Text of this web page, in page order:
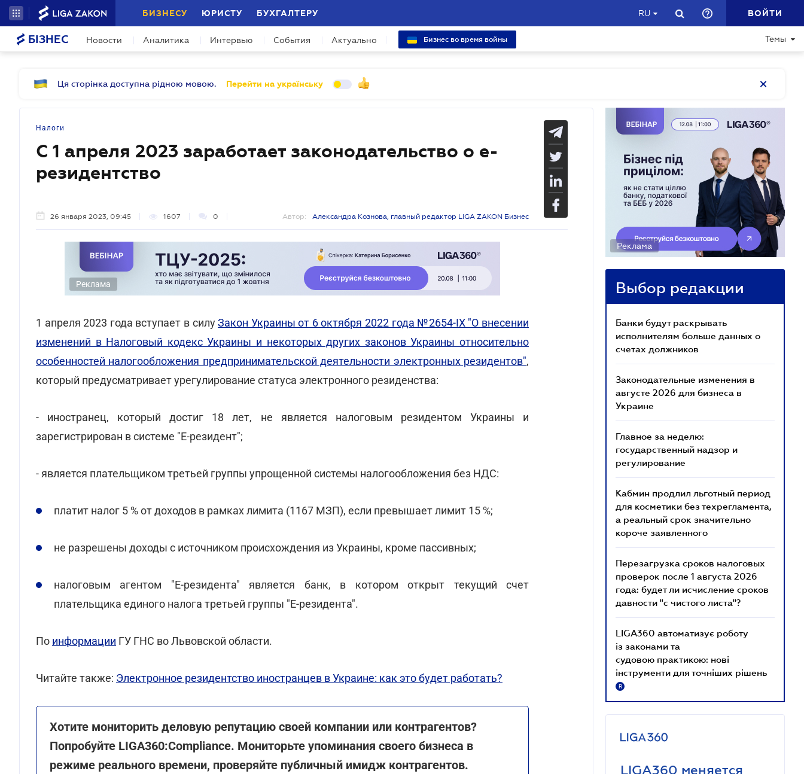
БИЗНЕСУ ЮРИСТУ БУХГАЛТЕРУ RU ВОЙТИ
БІЗНЕС Новости Аналитика Интервью События Актуально Бизнес во время войны Темы
Ця сторінка доступна рідною мовою. Перейти на українську
Налоги
С 1 апреля 2023 заработает законодательство о е-
резидентство
26 января 2023, 09:45 1607 0 Автор: Александра Кознова, главный редактор LIGA ZAKON Бизнес
Реклама
1 апреля 2023 года вступает в силуЗакон Украины от 6 октября 2022 года №2654-IХ "О внесении
изменений в Налоговый кодекс Украины и некоторых других законов Украины относительно
особенностей налогообложения предпринимательской деятельности электронных резидентов",
который предусматривает урегулирование статуса электронного резиденства:
- иностранец, который достиг 18 лет, не является налоговым резидентом Украины и
зарегистрирован в системе "Е-резидент";
- является плательщиком третьей группы упрощенной системы налогообложения без НДС:
платит налог 5 % от доходов в рамках лимита (1167 МЗП), если превышает лимит 15 %;
не разрешены доходы с источником происхождения из Украины, кроме пассивных;
налоговым агентом "Е-резидента" является банк, в котором открыт текущий счет
плательщика единого налога третьей группы "Е-резидента".
По информации ГУ ГНС во Львовской области.
Читайте также: Электронное резидентство иностранцев в Украине: как это будет работать?
Хотите мониторить деловую репутацию своей компании или контрагентов?
Попробуйте LIGA360:Compliance. Мониторьте упоминания своего бизнеса в
режиме реального времени, проверяйте публичный имидж контрагентов.
Реклама
Выбор редакции
Банки будут раскрывать
исполнителям больше данных о
счетах должников
Законодательные изменения в
августе 2026 для бизнеса в
Украине
Главное за неделю:
государственный надзор и
регулирование
Кабмин продлил льготный период
для косметики без техрегламента,
а реальный срок значительно
короче заявленного
Перезагрузка сроков налоговых
проверок после 1 августа 2026
года: будет ли исчисление сроков
давности "с чистого листа"?
LIGA360 автоматизує роботу
із законами та
судовою практикою: нові
інструменти для точніших рішень
R
LIGA360 меняется